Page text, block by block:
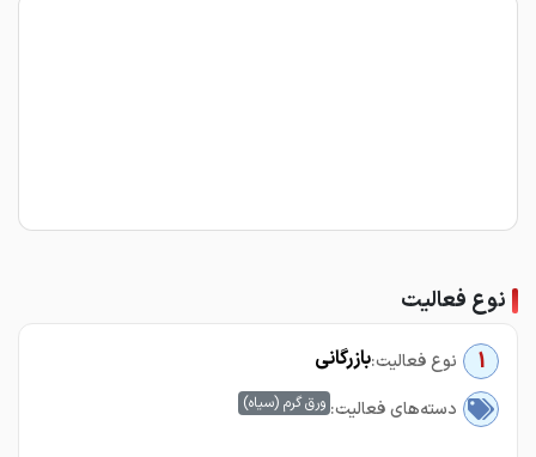
نوع فعالیت
1
نوع فعالیت:بازرگانی
دسته‌های فعالیت: ورق گرم (سیاه)